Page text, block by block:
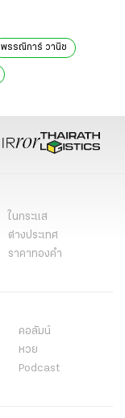
พรรณิการ์ วานิช
ในกระแส
ต่างประเทศ
ราคาทองคำ
คอลัมน์
หวย
Podcast